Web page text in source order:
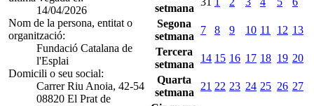
14/04/2026
Nom de la persona, entitat o
organització:
Fundació Catalana de
l'Esplai
Domicili o seu social:
Carrer Riu Anoia, 42-54
08820 El Prat de
setmana
Segona
setmana
7 8 9 10 11 12 13
Tercera
setmana
14 15 16 17 18 19 20
Quarta
setmana
21 22 23 24 25 26 27